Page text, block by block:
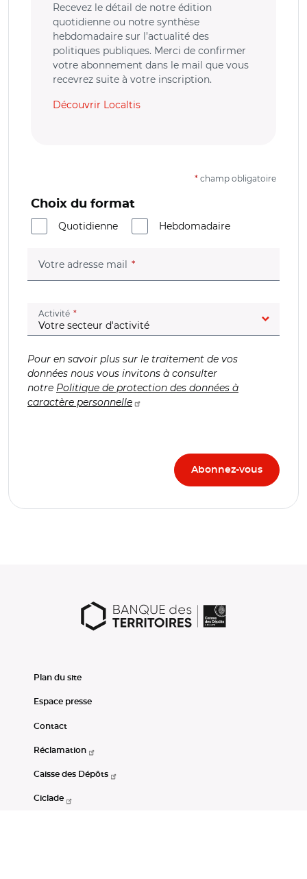
Recevez le détail de notre édition
quotidienne ou notre synthèse
hebdomadaire sur l’actualité des
politiques publiques. Merci de confirmer
votre abonnement dans le mail que vous
recevrez suite à votre inscription.
Découvrir Localtis
* champ obligatoire
Choix du format
Quotidienne
Hebdomadaire
Votre adresse mail (champ obligatoire)
Activité (champ obligatoire)
Pour en savoir plus sur le traitement de vos
données nous vous invitons à consulter
notre Politique de protection des données à
caractère personnelle
Plan du site
Espace presse
Contact
Réclamation
Caisse des Dépôts
Ciclade